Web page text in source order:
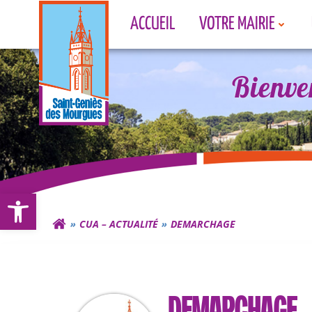
Ouvrir la barre d’outils
contenu
ACCUEIL VOTRE MAIRIE
CUA – ACTUALITÉ DEMARCHAGE